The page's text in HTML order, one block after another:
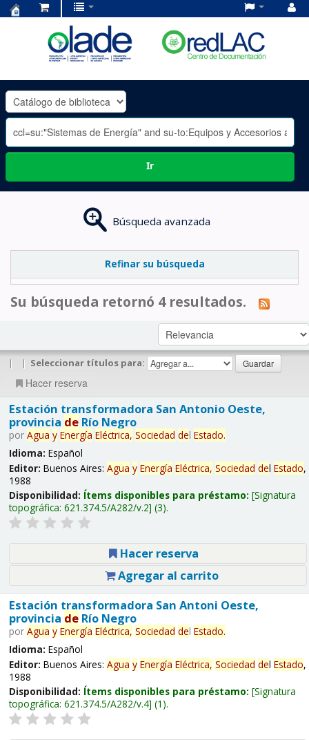
OLADE
-
Ir
Búsqueda avanzada
Refinar su búsqueda
Su búsqueda retornó 4 resultados.
| | Seleccionar títulos para:
Hacer reserva
Estación transformadora San Antonio Oeste,
provincia deRío Negro
por Agua y Energía Eléctrica, Sociedad del Estado.
Idioma: Español
Editor: Buenos Aires: Agua y Energía Eléctrica, Sociedad del Estado,
1988
Disponibilidad: Ítems disponibles para préstamo: Signatura
topográfica: 621.374.5/A282/v.2 (3).
Hacer reserva
Agregar al carrito
Estación transformadora San Antoni Oeste,
provincia deRío Negro
por Agua y Energía Eléctrica, Sociedad del Estado.
Idioma: Español
Editor: Buenos Aires: Agua y Energía Eléctrica, Sociedad del Estado,
1988
Disponibilidad: Ítems disponibles para préstamo: Signatura
topográfica: 621.374.5/A282/v.4 (1).